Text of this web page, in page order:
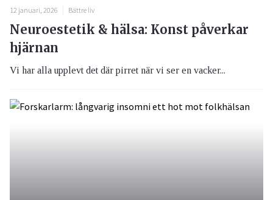
12 januari, 2026 Bättre liv
Neuroestetik & hälsa: Konst påverkar
hjärnan
Vi har alla upplevt det där pirret när vi ser en vacker...